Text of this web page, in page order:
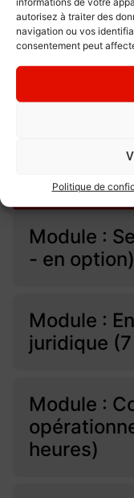
autorisez à traiter des
navigation ou vos
consentement peut
Politique de
24 mois.
Durée de
34 Heures
Prix
MAC APS (
Contenu
Module :
- en option)
Module :
juridique
Module :
heures)